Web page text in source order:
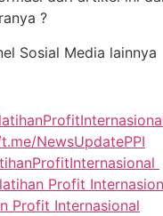
?
Sosial Media lainnya
NewsUpdatePPI
Profit
Profit Internasional